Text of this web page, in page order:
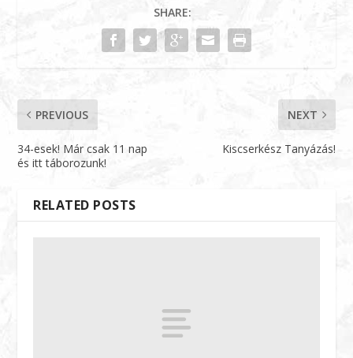
SHARE:
PREVIOUS
34-esek! Már csak 11 nap
és itt táborozunk!
NEXT
Kiscserkész Tanyázás!
RELATED POSTS